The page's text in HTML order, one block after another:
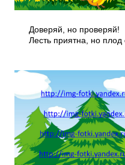
Доверяй, но проверяй!
Лесть приятна, но плод